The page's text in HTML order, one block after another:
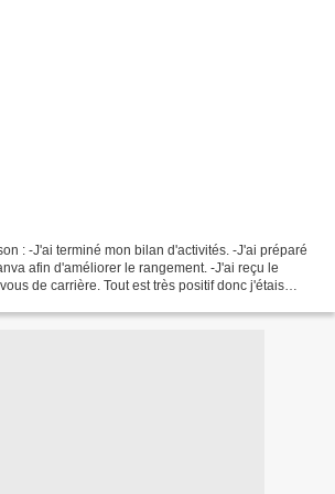
: -J'ai terminé mon bilan d'activités. -J'ai préparé
afin d'améliorer le rangement. -J'ai reçu le
de carrière. Tout est très positif donc j'étais